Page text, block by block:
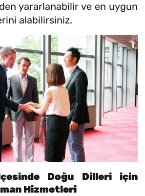
yararlanabilir ve en uygun
alabilirsiniz.
Doğu Dilleri için
Hizmetleri